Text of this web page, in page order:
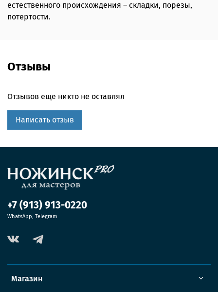
естественного происхождения – складки, порезы,
потертости.
Отзывы
Отзывов еще никто не оставлял
Написать отзыв
Магазин
+7 (913) 913-0220
WhatsApp, Telegram